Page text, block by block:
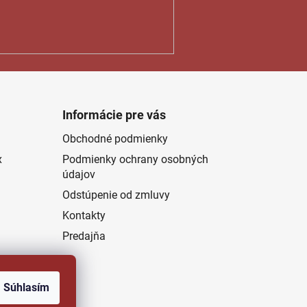
Súhlasím
Informácie pre vás
Obchodné podmienky
Podmienky ochrany osobných
údajov
Odstúpenie od zmluvy
Kontakty
Predajňa